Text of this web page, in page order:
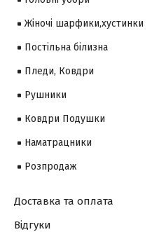
Жіночі шарфики,хустинки
Постільна білизна
Пледи, Ковдри
Рушники
Ковдри Подушки
Наматрацники
Розпродаж
Доставка та оплата
Відгуки